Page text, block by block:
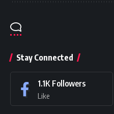
Stay Connected
1.1K Followers
Like